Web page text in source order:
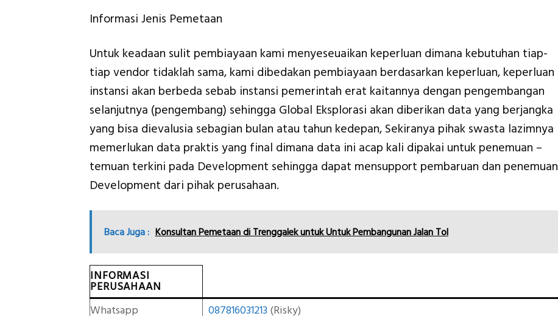
Informasi Jenis Pemetaan
Untuk keadaan sulit pembiayaan kami menyeseuaikan keperluan dimana kebutuhan tiap-
tiap vendor tidaklah sama, kami dibedakan pembiayaan berdasarkan keperluan, keperluan
instansi akan berbeda sebab instansi pemerintah erat kaitannya dengan pengembangan
selanjutnya (pengembang) sehingga Global Eksplorasi akan diberikan data yang berjangka
yang bisa dievalusia sebagian bulan atau tahun kedepan, Sekiranya pihak swasta lazimnya
memerlukan data praktis yang final dimana data ini acap kali dipakai untuk penemuan –
temuan terkini pada Development sehingga dapat mensupport pembaruan dan penemuan
Development dari pihak perusahaan.
Baca Juga : Konsultan Pemetaan di Trenggalek untuk Untuk Pembangunan Jalan Tol
INFORMASI
PERUSAHAAN
Whatsapp
087816031213 (Risky)